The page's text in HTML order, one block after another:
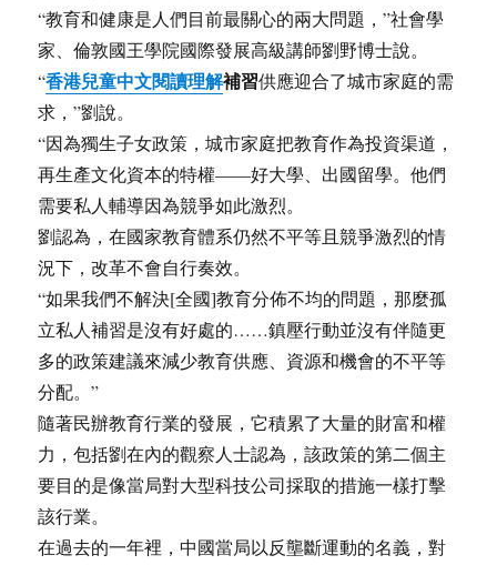
“教育和健康是人們目前最關心的兩大問題，”社會學
家、倫敦國王學院國際發展高級講師劉野博士說。
“香港兒童中文閱讀理解補習供應迎合了城市家庭的需
求，”劉說。
“因為獨生子女政策，城市家庭把教育作為投資渠道，
再生產文化資本的特權——好大學、出國留學。他們
需要私人輔導因為競爭如此激烈。
劉認為，在國家教育體系仍然不平等且競爭激烈的情
況下，改革不會自行奏效。
“如果我們不解決[全國]教育分佈不均的問題，那麼孤
立私人補習是沒有好處的……鎮壓行動並沒有伴隨更
多的政策建議來減少教育供應、資源和機會的不平等
分配。”
隨著民辦教育行業的發展，它積累了大量的財富和權
力，包括劉在內的觀察人士認為，該政策的第二個主
要目的是像當局對大型科技公司採取的措施一樣打擊
該行業。
在過去的一年裡，中國當局以反壟斷運動的名義，對